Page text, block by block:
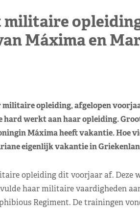
Máxima en
opleiding, afgelopen
hard werkt aan haar opleiding.
Máxima heeft vakantie. Hoe
eigenlijk vakantie in
opleiding dit voorjaar af. Deze
haar militaire vaardigheden
Regiment. De trainingen